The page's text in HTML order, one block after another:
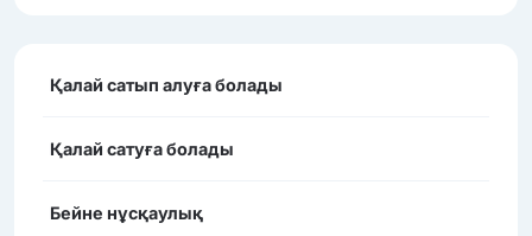
Қалай сатып алуға болады
Қалай сатуға болады
Бейне нұсқаулық